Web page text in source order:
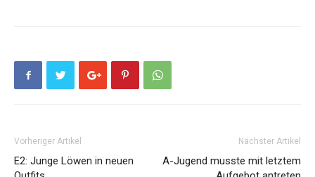
Vorheriger Artikel
E2: Junge Löwen in neuen
Nächster Artikel
A-Jugend musste mit letztem